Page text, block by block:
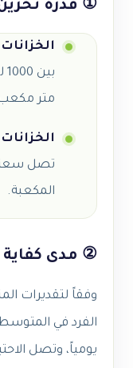
① قدرة تخزين
متر
تصل
المكعبة.
② مدى كفاية
وفقاً لتقديرات
يومياً، وتصل